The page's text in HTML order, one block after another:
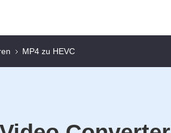
MP4 zu HEVC